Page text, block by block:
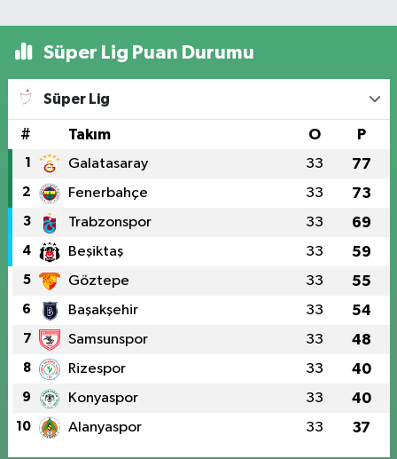
Süper Lig Puan Durumu
Süper Lig
# Takım O P
1 Galatasaray 33 77
2 Fenerbahçe 33 73
3 Trabzonspor 33 69
4 Beşiktaş 33 59
5 Göztepe 33 55
6 Başakşehir 33 54
7 Samsunspor 33 48
8 Rizespor 33 40
9 Konyaspor 33 40
10 Alanyaspor 33 37